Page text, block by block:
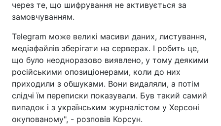
через те, що шифрування не активується за
замовчуванням.
Telegram може великі масиви даних, листування,
медіафайлів зберігати на серверах. І робить це,
що було неодноразово виявлено, у тому деякими
російськими опозиціонерами, коли до них
приходили з обшуками. Вони видаляли, а потім
слідчі їм переписки показували. Був такий самий
випадок і з українським журналістом у Херсоні
окупованому", - розповів Корсун.